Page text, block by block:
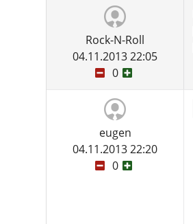
Rock-N-Roll
04.11.2013 22:05
0
eugen
04.11.2013 22:20
0